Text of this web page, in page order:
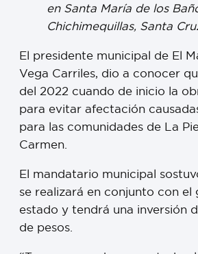
en Santa María de los
Chichimequillas, Santa
El presidente municipal de El
Vega Carriles, dio a conocer
del 2022 cuando de inicio la
para evitar afectación
para las comunidades de La
Carmen.
El mandatario municipal
se realizará en conjunto con el
estado y tendrá una inversión
de pesos.